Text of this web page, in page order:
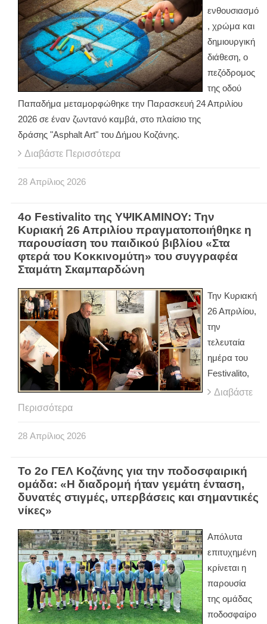
ενθουσιασμό
, χρώμα και
δημιουργική
διάθεση, ο
πεζόδρομος
της οδού
Παπαδήμα μεταμορφώθηκε την Παρασκευή 24 Απριλίου
2026 σε έναν ζωντανό καμβά, στο πλαίσιο της
δράσης "Asphalt Art" του Δήμου Κοζάνης.
Διαβάστε Περισσότερα
28 Απρίλιος 2026
4ο Festivalito της ΥΨΙΚΑΜΙΝΟΥ: Την
Κυριακή 26 Απριλίου πραγματοποιήθηκε η
παρουσίαση του παιδικού βιβλίου «Στα
φτερά του Κοκκινομύτη» του συγγραφέα
Σταμάτη Σκαμπαρδώνη
Την Κυριακή
26 Απριλίου,
την
τελευταία
ημέρα του
Festivalito,
Διαβάστε
Περισσότερα
28 Απρίλιος 2026
Το 2ο ΓΕΛ Κοζάνης για την ποδοσφαιρική
ομάδα: «Η διαδρομή ήταν γεμάτη ένταση,
δυνατές στιγμές, υπερβάσεις και σημαντικές
νίκες»
Απόλυτα
επιτυχημένη
κρίνεται η
παρουσία
της ομάδας
ποδοσφαίρο